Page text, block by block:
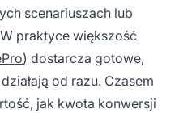
scenariuszach lub
praktyce większość
) dostarcza gotowe,
od razu. Czasem
jak kwota konwersji